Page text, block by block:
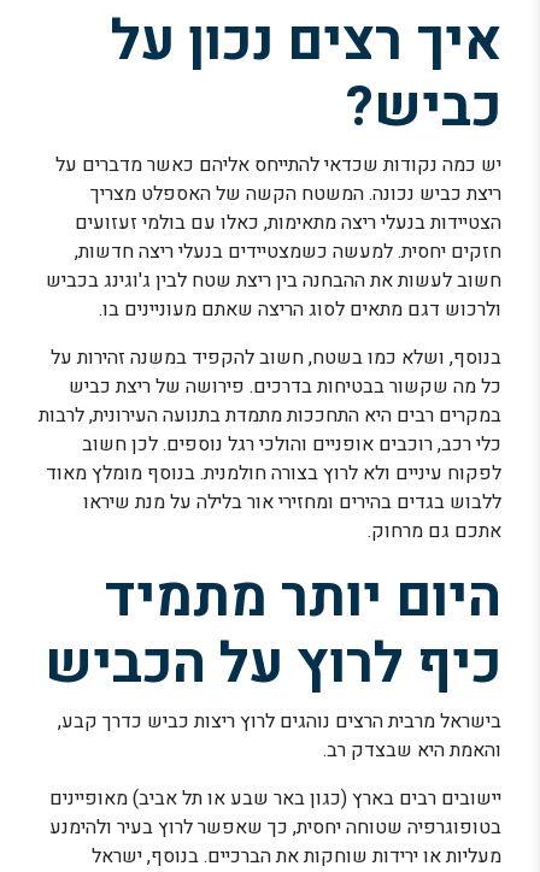
איך רצים נכון על
כביש?
יש כמה נקודות שכדאי להתייחס אליהם כאשר מדברים על
ריצת כביש נכונה. המשטח הקשה של האספלט מצריך
הצטיידות בנעלי ריצה מתאימות, כאלו עם בולמי זעזועים
חזקים יחסית. למעשה כשמצטיידים בנעלי ריצה חדשות,
חשוב לעשות את ההבחנה בין ריצת שטח לבין ג'וגינג בכביש
ולרכוש דגם מתאים לסוג הריצה שאתם מעוניינים בו.
בנוסף, ושלא כמו בשטח, חשוב להקפיד במשנה זהירות על
כל מה שקשור בבטיחות בדרכים. פירושה של ריצת כביש
במקרים רבים היא התחככות מתמדת בתנועה העירונית, לרבות
כלי רכב, רוכבים אופניים והולכי רגל נוספים. לכן חשוב
לפקוח עיניים ולא לרוץ בצורה חולמנית. בנוסף מומלץ מאוד
ללבוש בגדים בהירים ומחזירי אור בלילה על מנת שיראו
אתכם גם מרחוק.
היום יותר מתמיד
כיף לרוץ על הכביש
בישראל מרבית הרצים נוהגים לרוץ ריצות כביש כדרך קבע,
והאמת היא שבצדק רב.
יישובים רבים בארץ (כגון באר שבע או תל אביב) מאופיינים
בטופוגרפיה שטוחה יחסית, כך שאפשר לרוץ בעיר ולהימנע
מעליות או ירידות שוחקות את הברכיים. בנוסף, ישראל